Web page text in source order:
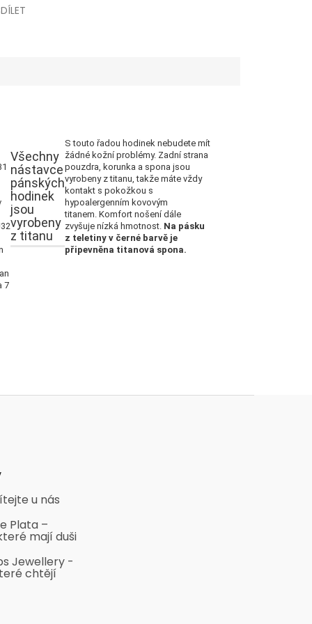
7
Všechny
nástavce
pánských
hodinek
jsou
vyrobeny
z titanu
S touto řadou hodinek nebudete mít
žádné kožní problémy. Zadní strana
pouzdra, korunka a spona jsou
vyrobeny z titanu, takže máte vždy
kontakt s pokožkou s
hypoalergenním kovovým
titanem. Komfort nošení dále
zvyšuje nízká hmotnost. Na pásku
z teletiny v černé barvě je
připevněna titanová spona.
u nás
Plata –
mají duši
Jewellery -
chtějí